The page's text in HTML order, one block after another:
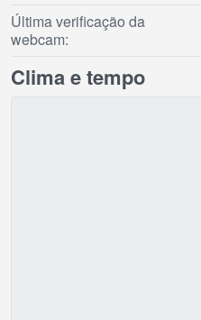
Última verificação da
webcam:
Clima e tempo